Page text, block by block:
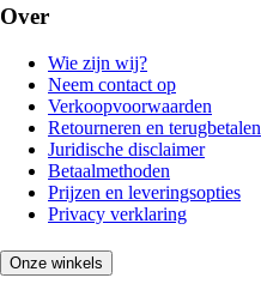
Over
Wie zijn wij?
Neem contact op
Verkoopvoorwaarden
Retourneren en terugbetalen
Juridische disclaimer
Betaalmethoden
Prijzen en leveringsopties
Privacy verklaring
Onze winkels